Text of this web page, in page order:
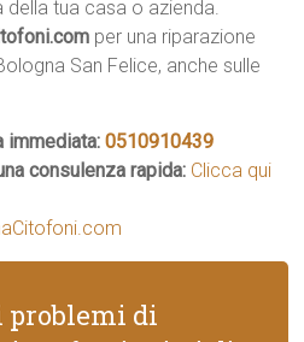
tua casa o azienda.
per una riparazione
San Felice, anche sulle
immediata:0510910439
consulenza rapida: Clicca qui
problemi di